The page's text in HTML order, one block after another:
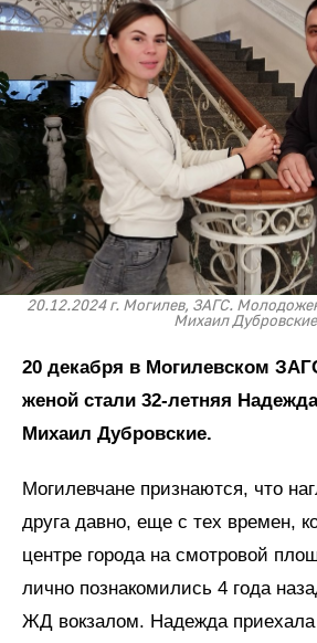
20.12.2024 г. Могилев, ЗАГС.
Михаил
20 декабря в Могилевском
женой стали 32-летняя
Михаил Дубровские.
Могилевчане признаются, что
друга давно, еще с тех времен,
центре города на смотровой
лично познакомились 4 года
ЖД вокзалом. Надежда